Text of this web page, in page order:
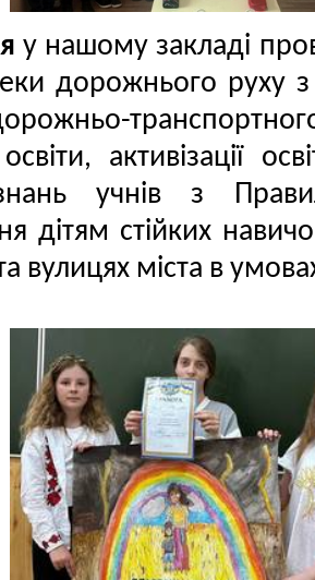
у нашому закладі
дорожнього руху
активізації
учнів з
дітям стійких
вулицях міста в